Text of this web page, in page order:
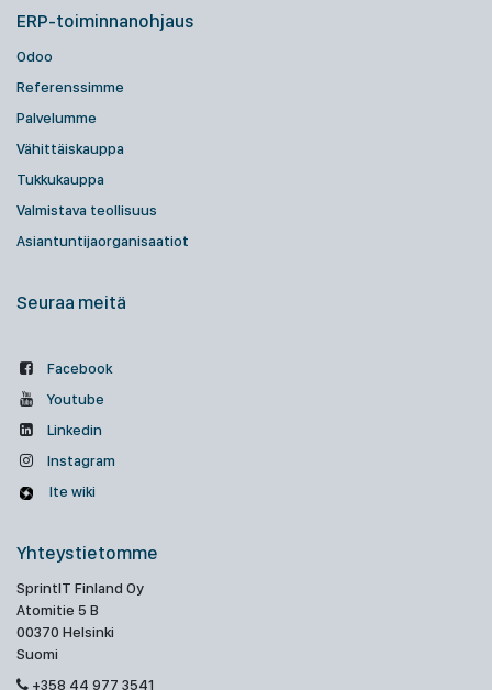
ERP-toiminnanohjaus
Odoo
Referenssimme
Palvelumme
Vähittäiskauppa
Tukkukauppa
Valmistava teollisuus
Asiantuntijaorganisaatiot
Seuraa meitä
Facebook
Youtube
Linkedin
Instagram
Ite wiki
Yhteystietomme
SprintIT Finland Oy
Atomitie 5 B
00370 Helsinki
Suomi
+358 44 977 3541